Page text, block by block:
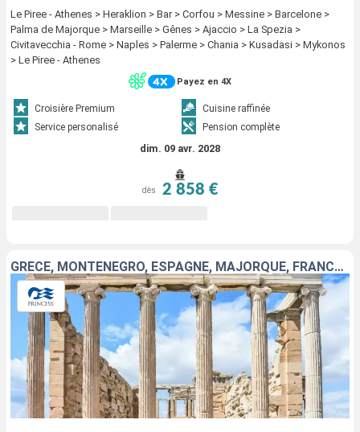
Le Piree - Athenes > Heraklion > Bar > Corfou > Messine > Barcelone >
Palma de Majorque > Marseille > Gênes > Ajaccio > La Spezia >
Civitavecchia - Rome > Naples > Palerme > Chania > Kusadasi > Mykonos
> Le Piree - Athenes
Payez en 4X
Croisière Premium
Cuisine raffinée
Service personalisé
Pension complète
dim. 09 avr. 2028
dès 2 858 €
GRÈCE, MONTÉNÉGRO, ESPAGNE, MAJORQUE, FRANCE, ITALIE, TURQUIE